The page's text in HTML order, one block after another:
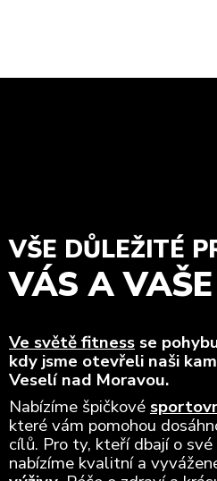
VŠE DŮLEŽITÉ
VÁS A
Ve světě fitness se
kdy jsme otevřeli naši
Veselí nad Moravou.
Nabízíme špičkové
které vám pomohou
cílů. Pro ty, kteří dbají o
nabízíme kvalitní a